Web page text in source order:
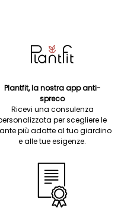
Plantfit, la nostra app anti-
spreco
Ricevi una consulenza
per scegliere le
più adatte al tuo giardino
e alle tue esigenze.